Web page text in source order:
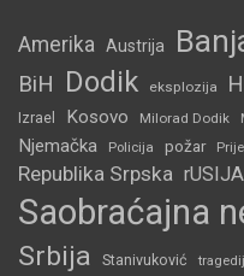
Amerika Austrija
BiH Dodik eksplozija
Izrael Kosovo Milorad Dodik
Njemačka Policija požar
Republika Srpska rUSIJA
Saobraćajna
Srbija Stanivuković